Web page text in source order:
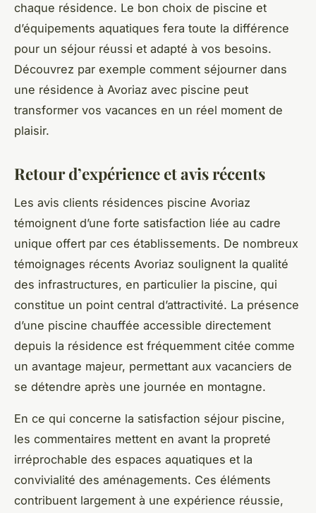
chaque résidence. Le bon choix de piscine et
d’équipements aquatiques fera toute la différence
pour un séjour réussi et adapté à vos besoins.
Découvrez par exemple comment séjourner dans
une résidence à Avoriaz avec piscine peut
transformer vos vacances en un réel moment de
plaisir.
Retour d’expérience et avis récents
Les avis clients résidences piscine Avoriaz
témoignent d’une forte satisfaction liée au cadre
unique offert par ces établissements. De nombreux
témoignages récents Avoriaz soulignent la qualité
des infrastructures, en particulier la piscine, qui
constitue un point central d’attractivité. La présence
d’une piscine chauffée accessible directement
depuis la résidence est fréquemment citée comme
un avantage majeur, permettant aux vacanciers de
se détendre après une journée en montagne.
En ce qui concerne la satisfaction séjour piscine,
les commentaires mettent en avant la propreté
irréprochable des espaces aquatiques et la
convivialité des aménagements. Ces éléments
contribuent largement à une expérience réussie,